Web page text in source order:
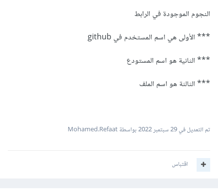
النجوم الموجودة في الرابط
*** الأولى هي اسم المستخدم في github
*** الثانية هو اسم المستودع
*** الثالثة هو اسم الملف
تم التعديل في29 سبتمبر 2022 بواسطة Mohamed.Refaat
اقتباس